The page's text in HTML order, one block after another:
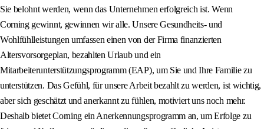
Sie belohnt werden, wenn das Unternehmen erfolgreich ist. Wenn
Corning gewinnt, gewinnen wir alle. Unsere Gesundheits- und
Wohlfühlleistungen umfassen einen von der Firma finanzierten
Altersvorsorgeplan, bezahlten Urlaub und ein
Mitarbeiterunterstützungsprogramm (EAP), um Sie und Ihre Familie zu
unterstützen. Das Gefühl, für unsere Arbeit bezahlt zu werden, ist wichtig,
aber sich geschätzt und anerkannt zu fühlen, motiviert uns noch mehr.
Deshalb bietet Corning ein Anerkennungsprogramm an, um Erfolge zu